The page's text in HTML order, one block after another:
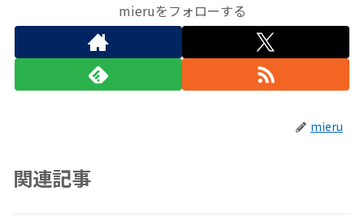
mieruをフォローする
mieru
関連記事